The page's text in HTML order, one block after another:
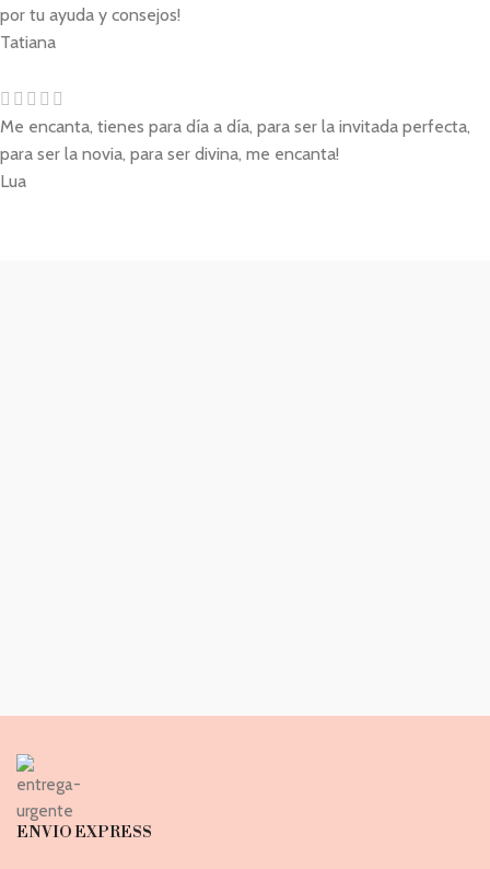
por tu ayuda y consejos!
Tatiana
Me encanta, tienes para día a día, para ser la invitada perfecta,
para ser la novia, para ser divina, me encanta!
Lua
ENVIO EXPRESS